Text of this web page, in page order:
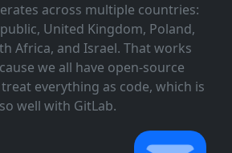
across multiple countries:
United Kingdom, Poland,
Africa, and Israel. That works
we all have open‑source
everything as code, which is
well with GitLab.